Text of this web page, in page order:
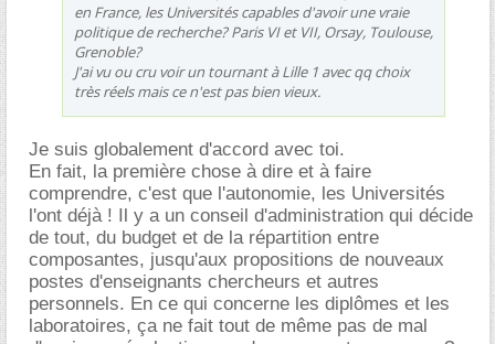
en France, les Universités capables d'avoir une vraie
politique de recherche? Paris VI et VII, Orsay, Toulouse,
Grenoble?
J'ai vu ou cru voir un tournant à Lille 1 avec qq choix
très réels mais ce n'est pas bien vieux.
Je suis globalement d'accord avec toi.
En fait, la première chose à dire et à faire
comprendre, c'est que l'autonomie, les Universités
l'ont déjà ! Il y a un conseil d'administration qui décide
de tout, du budget et de la répartition entre
composantes, jusqu'aux propositions de nouveaux
postes d'enseignants chercheurs et autres
personnels. En ce qui concerne les diplômes et les
laboratoires, ça ne fait tout de même pas de mal